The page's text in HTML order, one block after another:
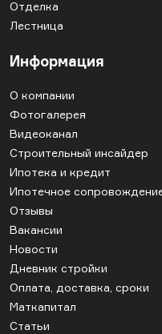
Отделка
Лестница
Информация
О компании
Фотогалерея
Видеоканал
Строительный инсайдер
Ипотека и кредит
Ипотечное
Отзывы
Вакансии
Новости
Дневник стройки
Оплата, доставка, сроки
Маткапитал
Статьи